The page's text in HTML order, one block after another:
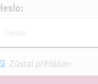
Zůstat přihlášen